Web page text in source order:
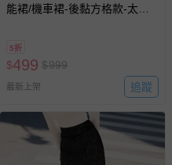
能裙/機車裙-後黏方格款-太空
5折
$499 $999
最新上架 追蹤